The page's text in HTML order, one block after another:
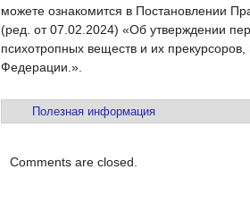
можете ознакомится в Постановлении
(ред. от 07.02.2024) «Об утверждении
психотропных веществ и их
Федерации.».
Полезная информация
Comments are closed.